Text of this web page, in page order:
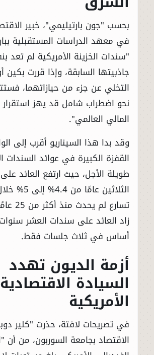
بحسب "جون بارتيليمي"، خبير
في معهد الدراسات المستقبلية
"سندات الخزينة الأمريكية لم تعد
جاذبيتها السابقة، وإذا قررت بكين
التخلي عن جزء من حيازاتهما،
نحو اضطراب شامل قد يهز استقرار
المالي العالمي".
وقد بدا هذا السيناريو أقرب إلى
القفزة الكبيرة في عوائد السندات
طويلة الأجل، حيث ارتفع العائد
الثلاثين
تسارع
أساس في ثلاث جلسات فقط.
أزمة الديون تهدد
السيادة الاقتصادية
الأمريكية
في تصريحات لافتة، حذرت "كلير
الاقتصاد بجامعة السوربون، من أن